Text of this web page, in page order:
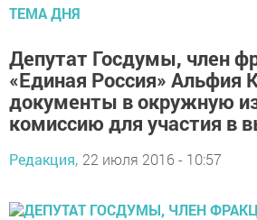
ТЕМА ДНЯ
Депутат Госдумы, член
«Единая Россия» Альфия
документы в окружную
комиссию для участия в
Редакция, 22 июля 2016 - 10:57